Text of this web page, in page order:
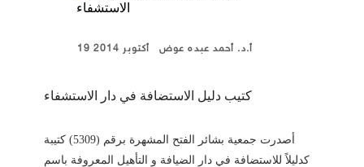
19 أكتوبر 2014 أ.د. أحمد عبده عوض
كتيب دليل الاستضافة في دار الاستشفاء
أصدرت جمعية بشائر الفتح المشهرة برقم (5309) كتيبة
كدليلاً للاستضافة في دار الضيافة و التأهيل المعروفة باسم